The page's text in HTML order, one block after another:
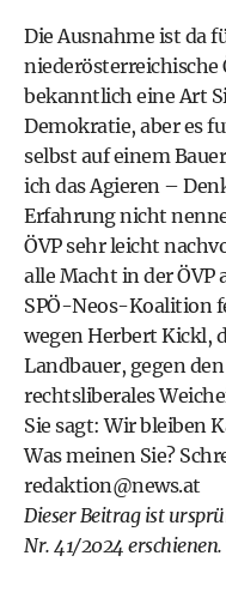
Die Ausnahme ist da
niederösterreichische
bekanntlich eine Art
Demokratie, aber es
selbst auf einem
ich das Agieren –
Erfahrung nicht
ÖVP sehr leicht
alle Macht in der ÖVP
SPÖ-Neos-Koalition
wegen Herbert Kickl,
Landbauer, gegen
rechtsliberales
Sie sagt: Wir bleiben
Was meinen Sie?
redaktion@news.at
Dieser Beitrag ist
Nr. 41/2024 erschienen.